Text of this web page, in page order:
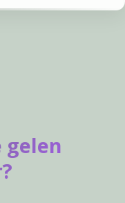
gelen